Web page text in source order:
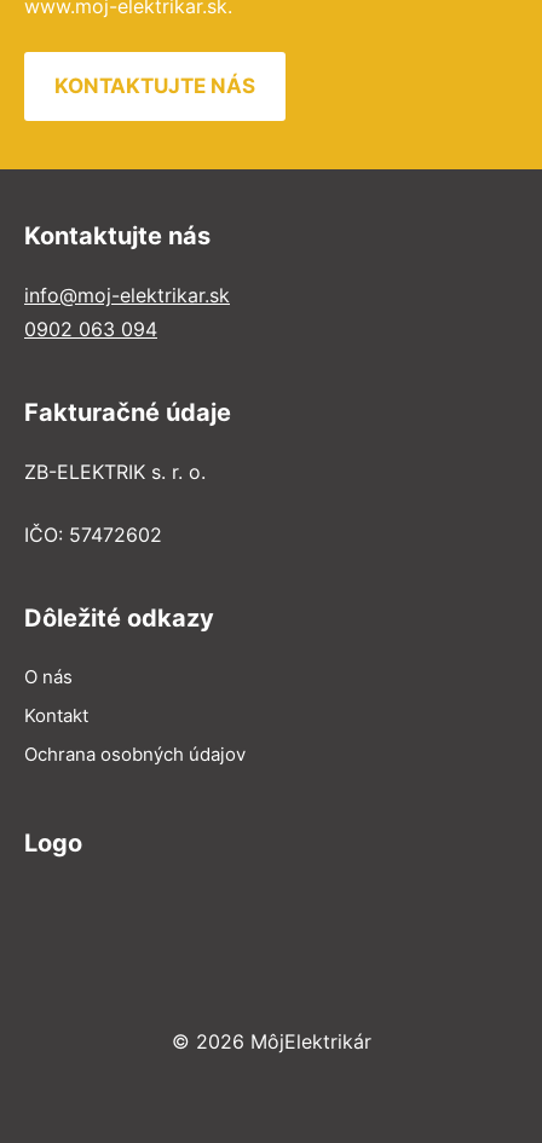
www.moj-elektrikar.sk.
KONTAKTUJTE NÁS
Kontaktujte nás
info@moj-elektrikar.sk
0902 063 094
Fakturačné údaje
ZB-ELEKTRIK s. r. o.
IČO: 57472602
Dôležité odkazy
O nás
Kontakt
Ochrana osobných údajov
Logo
© 2026 MôjElektrikár